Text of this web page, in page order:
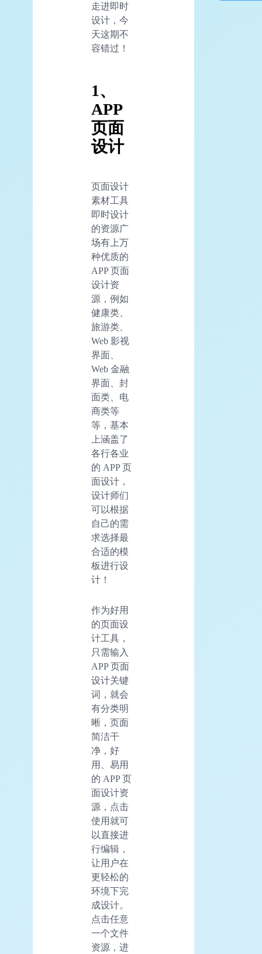
走进即时
设计，今
天这期不
容错过！
1、
APP
页面
设计
页面设计
素材工具
即时设计
的资源广
场有上万
种优质的
APP 页面
设计资
源，例如
健康类、
旅游类、
Web 影视
界面、
Web 金融
界面、封
面类、电
商类等
等，基本
上涵盖了
各行各业
的 APP 页
面设计，
设计师们
可以根据
自己的需
求选择最
合适的模
板进行设
计！
作为好用
的页面设
计工具，
只需输入
APP 页面
设计关键
词，就会
有分类明
晰，页面
简洁干
净，好
用、易用
的 APP 页
面设计资
源，点击
使用就可
以直接进
行编辑，
让用户在
更轻松的
环境下完
成设计。
点击任意
一个文件
资源，进